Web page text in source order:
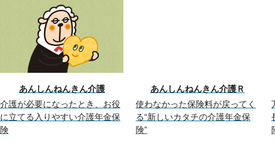
あんしんねんきん介護
介護が必要になったとき、お役
に立てる入りやすい介護年金保
険
あんしんねんきん介護Ｒ
使わなかった保険料が戻ってく
る“新しいカタチの介護年金保
険”